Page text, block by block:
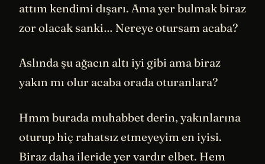
attım kendimi dışarı. Ama yer bulmak biraz
zor olacak sanki… Nereye otursam acaba?
Aslında şu ağacın altı iyi gibi ama biraz
yakın mı olur acaba orada oturanlara?
Hmm burada muhabbet derin, yakınlarına
oturup hiç rahatsız etmeyeyim en iyisi.
Biraz daha ileride yer vardır elbet. Hem